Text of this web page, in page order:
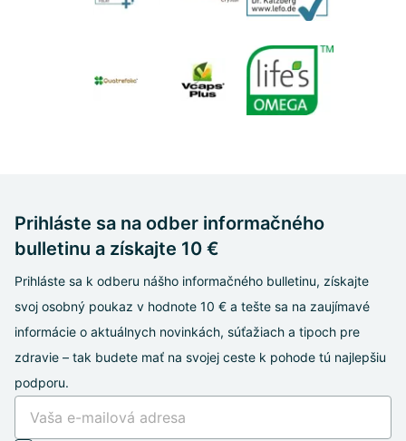
Prihláste sa na odber informačného
bulletinu a získajte 10 €
Prihláste sa k odberu nášho informačného bulletinu, získajte
svoj osobný poukaz v hodnote 10 € a tešte sa na zaujímavé
informácie o aktuálnych novinkách, súťažiach a tipoch pre
zdravie – tak budete mať na svojej ceste k pohode tú najlepšiu
podporu.